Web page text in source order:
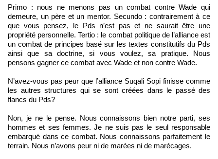
Primo : nous ne menons pas un combat contre Wade qui
demeure, un père et un mentor. Secundo : contrairement à ce
que vous pensez, le Pds n’est pas et ne saurait être une
propriété personnelle. Tertio : le combat politique de l’alliance est
un combat de principes basé sur les textes constitutifs du Pds
ainsi que sa doctrine, si vous voulez, sa pratique. Nous
pensons gagner ce combat avec Wade et non contre Wade.
N’avez-vous pas peur que l’alliance Suqali Sopi finisse comme
les autres structures qui se sont créées dans le passé des
flancs du Pds?
Non, je ne le pense. Nous connaissons bien notre parti, ses
hommes et ses femmes. Je ne suis pas le seul responsable
embarqué dans ce combat. Nous connaissons parfaitement le
terrain. Nous n’avons peur ni de marées ni de marécages.